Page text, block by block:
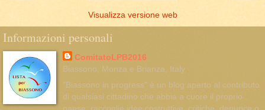
Visualizza versione web
Informazioni personali
ComitatoLPB2016
Biassono, Monza e Brianza, Italy
"Biassono in progress" è un blog aperto al contributo
di qualsiasi cittadino che abbia a cuore il proprio